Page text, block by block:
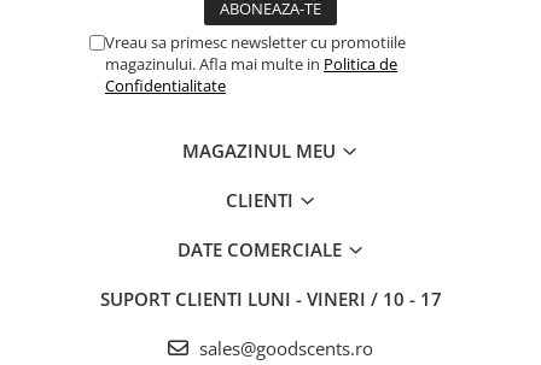
Vreau sa primesc newsletter cu promotiile
magazinului. Afla mai multe in Politica de
Confidentialitate
MAGAZINUL MEU
CLIENTI
DATE COMERCIALE
SUPORT CLIENTI LUNI - VINERI / 10 - 17
sales@goodscents.ro